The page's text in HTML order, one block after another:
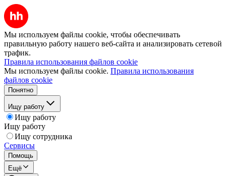
Мы используем файлы cookie, чтобы обеспечивать
правильную работу нашего веб-сайта и анализировать сетевой
трафик.
Правила использования файлов cookie
Мы используем файлы cookie. Правила использования
файлов cookie
Понятно
Ищу работу
Ищу работу
Ищу работу
Ищу сотрудника
Сервисы
Помощь
Ещё